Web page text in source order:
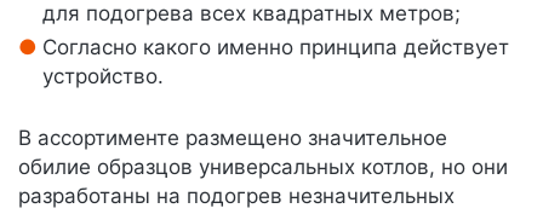
для подогрева всех квадратных метров;
Согласно какого именно принципа действует
устройство.
В ассортименте размещено значительное
обилие образцов универсальных котлов, но они
разработаны на подогрев незначительных